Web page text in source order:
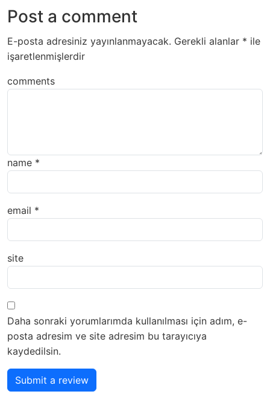
Post a comment
E-posta adresiniz yayınlanmayacak. Gerekli alanlar * ile
işaretlenmişlerdir
comments
name *
email *
site
Daha sonraki yorumlarımda kullanılması için adım, e-
posta adresim ve site adresim bu tarayıcıya
kaydedilsin.
Submit a review